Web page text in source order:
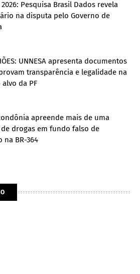
2026: Pesquisa Brasil Dados revela
na disputa pelo Governo de
UNNESA apresenta documentos
transparência e legalidade na
da PF
apreende mais de uma
drogas em fundo falso de
na BR-364